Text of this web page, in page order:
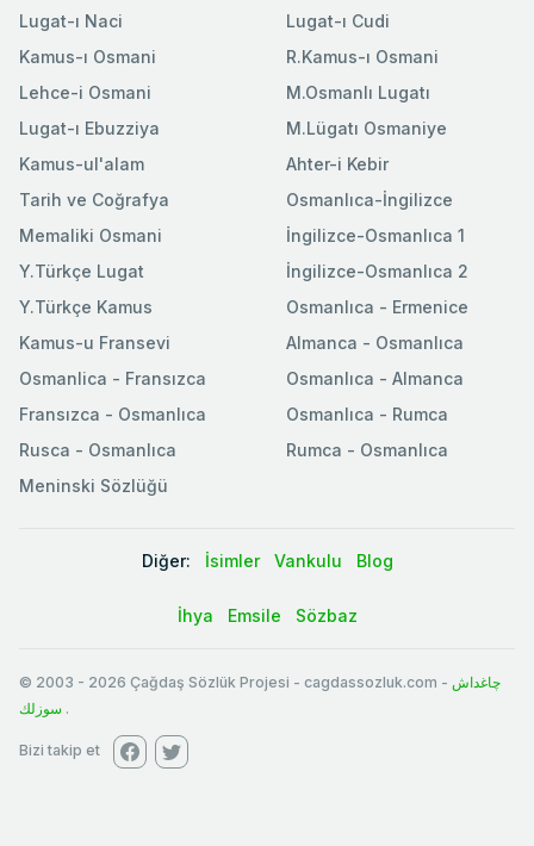
Lugat-ı Naci
Kamus-ı Osmani
Lehce-i Osmani
Lugat-ı Ebuzziya
Lugat-ı Cudi
R.Kamus-ı Osmani
M.Osmanlı Lugatı
M.Lügatı Osmaniye
Kamus-ul'alam
Tarih ve Coğrafya
Memaliki Osmani
Y.Türkçe Lugat
Y.Türkçe Kamus
Ahter-i Kebir
Osmanlıca-İngilizce
İngilizce-Osmanlıca 1
İngilizce-Osmanlıca 2
Osmanlıca - Ermenice
Kamus-u Fransevi
Osmanlica - Fransızca
Fransızca - Osmanlıca
Rusca - Osmanlıca
Meninski Sözlüğü
Almanca - Osmanlıca
Osmanlıca - Almanca
Osmanlıca - Rumca
Rumca - Osmanlıca
Diğer: İsimler Vankulu Blog
İhya Emsile Sözbaz
© 2003 - 2026 Çağdaş Sözlük Projesi - cagdassozluk.com - چاغداش
سوزلك .
Bizi takip et